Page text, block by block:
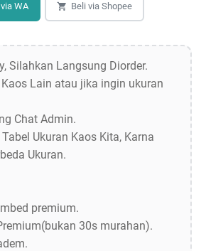
WA Beli via Shopee
Silahkan Langsung Diorder.
Lain atau jika ingin ukuran
Chat Admin.
Ukuran Kaos Kita, Karna
Ukuran.
premium.
30s murahan).